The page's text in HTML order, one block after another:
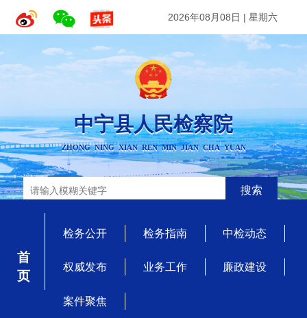
2026年08月08日 | 星期六
中宁县人民检察院
ZHONG NING XIAN REN MIN JIAN CHA YUAN
搜索
首 页
检务公开 检务指南 中检动态
权威发布 业务工作 廉政建设
案件聚焦